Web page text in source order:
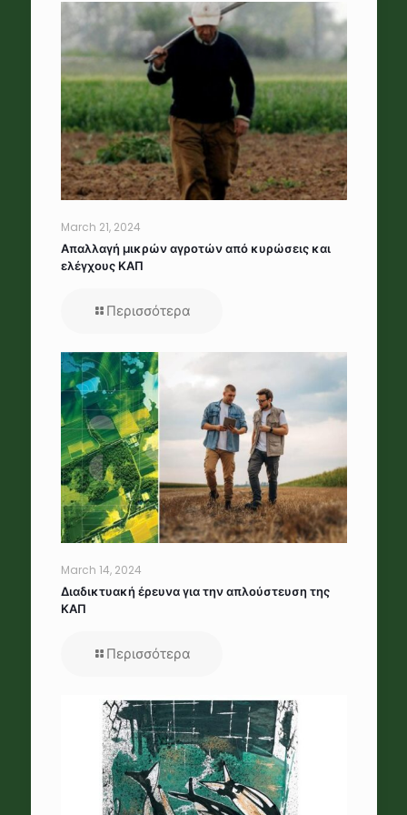
March 21, 2024
Απαλλαγή μικρών αγροτών από κυρώσεις και
ελέγχους ΚΑΠ
Περισσότερα
March 14, 2024
Διαδικτυακή έρευνα για την απλούστευση της
ΚΑΠ
Περισσότερα